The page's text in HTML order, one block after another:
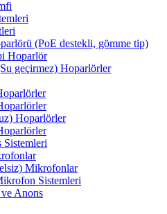
(PoE destekli, gömme tip)
Hoparlör
geçirmez) Hoparlörler
Hoparlörler
Mikrofonlar
Sistemleri
Anons